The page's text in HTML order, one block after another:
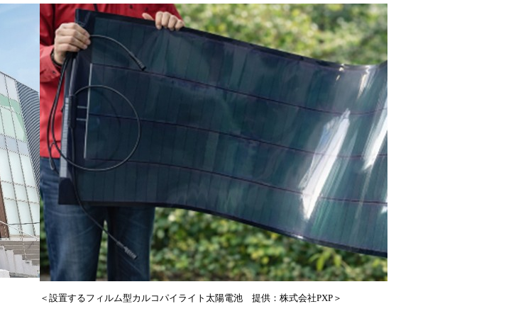
＜設置するフィルム型カルコパイライト太陽電池 提供：株式会社PXP＞